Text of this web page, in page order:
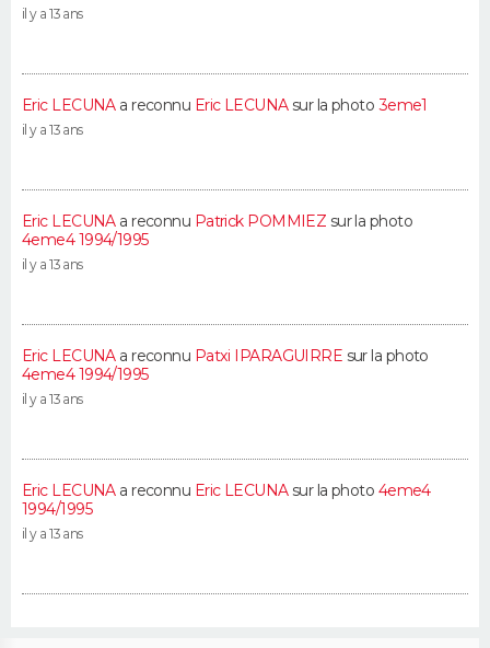
il y a 13 ans
Eric LECUNAa reconnu Eric LECUNAsur la photo 3eme1
il y a 13 ans
Eric LECUNAa reconnu Patrick POMMIEZ sur la photo
4eme4 1994/1995
il y a 13 ans
Eric LECUNAa reconnu Patxi IPARAGUIRRE sur la photo
4eme4 1994/1995
il y a 13 ans
Eric LECUNAa reconnu Eric LECUNAsur la photo 4eme4
1994/1995
il y a 13 ans